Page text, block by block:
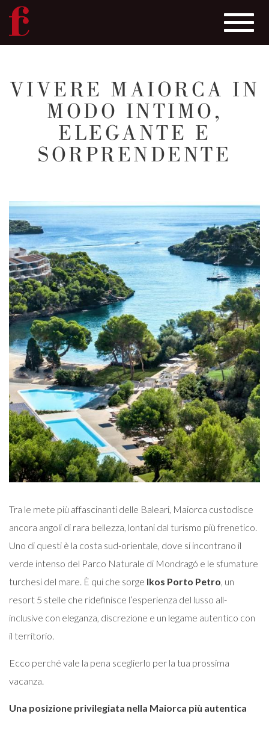
contenuto
Toggle
VIVERE MAIORCA IN
MODO INTIMO,
ELEGANTE E
SORPRENDENTE
Tra le mete più affascinanti delle Baleari, Maiorca custodisce
ancora angoli di rara bellezza, lontani dal turismo più frenetico.
Uno di questi è la costa sud-orientale, dove si incontrano il
verde intenso del Parco Naturale di Mondragó e le sfumature
turchesi del mare. È qui che sorge Ikos Porto Petro, un
resort 5 stelle che ridefinisce l’esperienza del lusso all-
inclusive con eleganza, discrezione e un legame autentico con
il territorio.
Ecco perché vale la pena sceglierlo per la tua prossima
vacanza.
Una posizione privilegiata nella Maiorca più autentica